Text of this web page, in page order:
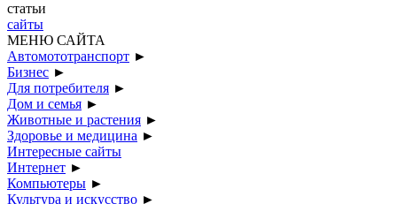
статьи
сайты
МЕНЮ САЙТА
Автомототранспорт ►
Бизнес ►
Для потребителя ►
Дом и семья ►
Животные и растения ►
Здоровье и медицина ►
Интересные сайты
Интернет ►
Компьютеры ►
Культура и искусство ►